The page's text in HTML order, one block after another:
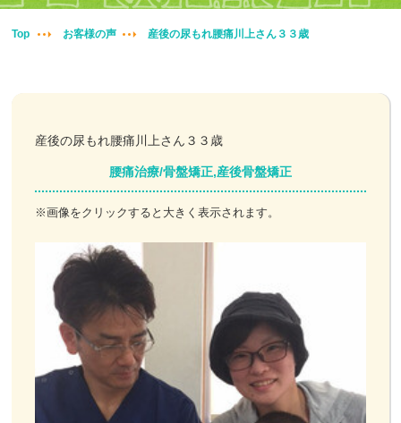
鍼・灸・小児鍼
冷え性改善
特殊電気施術
訪問鍼灸
ニュース＆ブログ
お客様の声
Top お客様の声 産後の尿もれ腰痛川上さん３３歳
産後の尿もれ腰痛川上さん３３歳
腰痛治療/骨盤矯正,産後骨盤矯正
※画像をクリックすると大きく表示されます。